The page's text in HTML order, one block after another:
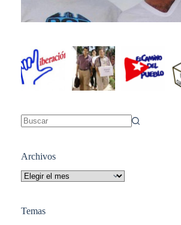
Archivos
Archivos
Temas